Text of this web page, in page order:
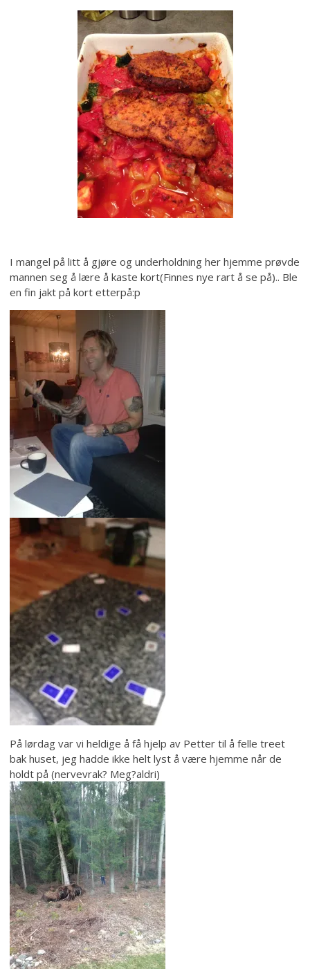
I mangel på litt å gjøre og underholdning her hjemme prøvde
mannen seg å lære å kaste kort(Finnes nye rart å se på).. Ble
en fin jakt på kort etterpå:p
På lørdag var vi heldige å få hjelp av Petter til å felle treet
bak huset, jeg hadde ikke helt lyst å være hjemme når de
holdt på (nervevrak? Meg?aldri)